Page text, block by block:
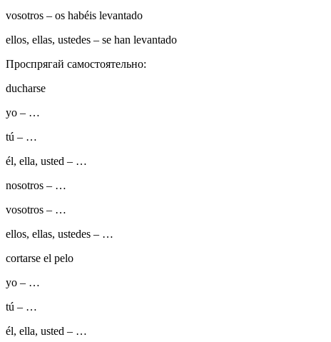
vosotros – os habéis levantado
ellos, ellas, ustedes – se han levantado
Проспрягай самостоятельно:
ducharse
yo – …
tú – …
él, ella, usted – …
nosotros – …
vosotros – …
ellos, ellas, ustedes – …
cortarse el pelo
yo – …
tú – …
él, ella, usted – …